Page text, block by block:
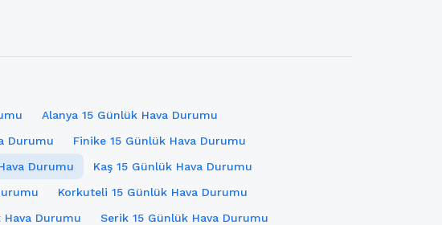
Alanya 15 Günlük Hava Durumu
Durumu
Finike 15 Günlük Hava Durumu
Durumu
Kaş 15 Günlük Hava Durumu
Korkuteli 15 Günlük Hava Durumu
Hava Durumu Serik 15 Günlük Hava Durumu